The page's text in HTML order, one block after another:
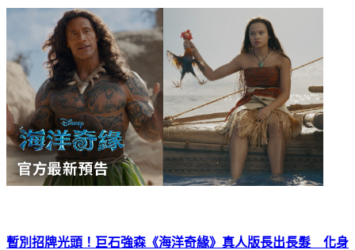
暫別招牌光頭！巨石強森《海洋奇緣》真人版長出長髮 化身